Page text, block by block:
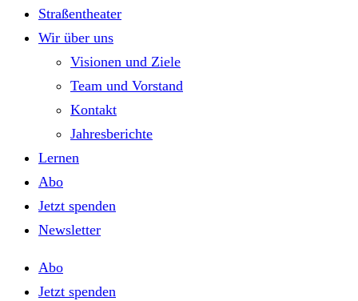
Straßentheater
Wir über uns
Visionen und Ziele
Team und Vorstand
Kontakt
Jahresberichte
Lernen
Abo
Jetzt spenden
Newsletter
Abo
Jetzt spenden